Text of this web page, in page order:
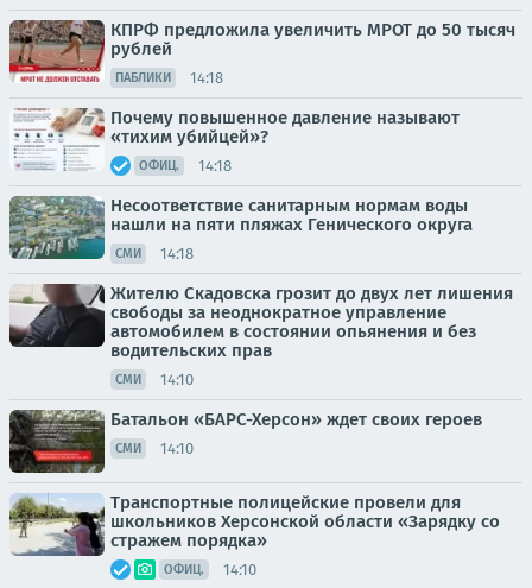
КПРФ предложила увеличить МРОТ до 50 тысяч
рублей
ПАБЛИКИ 14:18
Почему повышенное давление называют
«тихим убийцей»?
ОФИЦ. 14:18
Несоответствие санитарным нормам воды
нашли на пяти пляжах Генического округа
СМИ 14:18
Жителю Скадовска грозит до двух лет лишения
свободы за неоднократное управление
автомобилем в состоянии опьянения и без
водительских прав
СМИ 14:10
Батальон «БАРС-Херсон» ждет своих героев
СМИ 14:10
Транспортные полицейские провели для
школьников Херсонской области «Зарядку со
стражем порядка»
ОФИЦ. 14:10